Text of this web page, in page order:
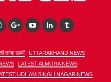
ताज़ा खबरें
UTTARAKHAND NEWS
LATEST ALMORA NEWS
UDHAM SINGH NAGAR NEWS